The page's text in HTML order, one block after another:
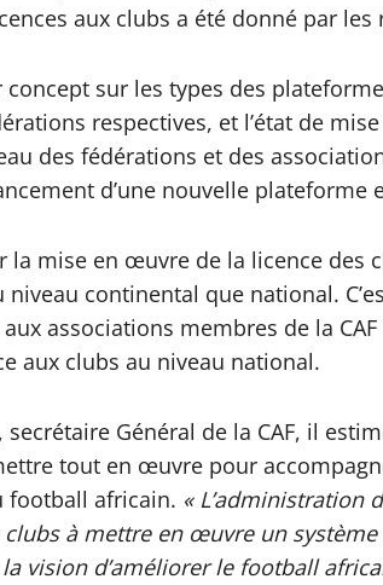
aux clubs a été donné par les
sur les types des
respectives, et l’état de
des fédérations et des
d’une nouvelle plateforme
la mise en œuvre de la licence des
continental que national.
associations membres de la
aux clubs au niveau national.
Général de la CAF, il
tout en œuvre pour
football africain. « L’administration
à mettre en œuvre un
vision d’améliorer le football